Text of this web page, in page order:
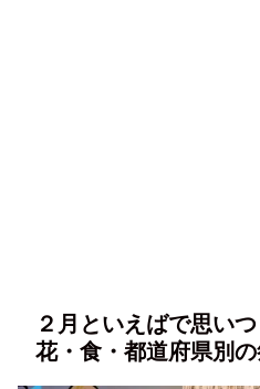
２月といえばで思い
花・食・都道府県別の